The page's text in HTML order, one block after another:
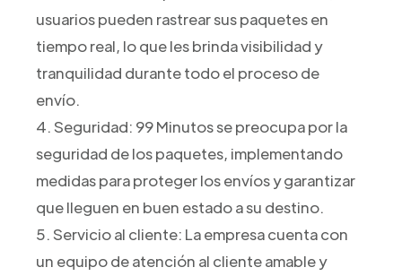
usuarios pueden rastrear sus paquetes en
tiempo real, lo que les brinda visibilidad y
tranquilidad durante todo el proceso de
envío.
4. Seguridad: 99 Minutos se preocupa por la
seguridad de los paquetes, implementando
medidas para proteger los envíos y garantizar
que lleguen en buen estado a su destino.
5. Servicio al cliente: La empresa cuenta con
un equipo de atención al cliente amable y